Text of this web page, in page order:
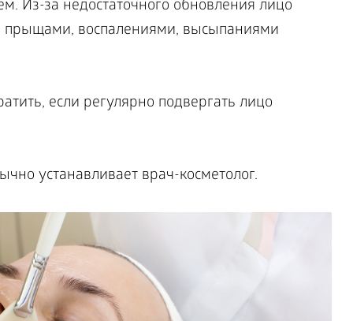
Из-за недостаточного обновления лицо
прыщами, воспалениями, высыпаниями
если регулярно подвергать лицо
устанавливает врач-косметолог.